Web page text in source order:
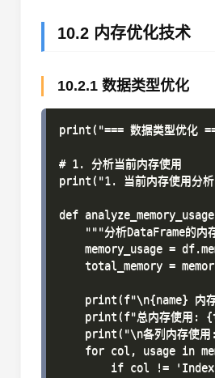
10.2 内存优化技术
10.2.1 数据类型优化
print("=== 数据类型优化
# 1. 分析当前内存使用
print("1. 当前内存使用分
def
"""分析DataFrame的内
memory_usage =
total_memory =
print(f"\n{name} 内
print(f"总内存使用:
print("\n各列内存使用
for col, usage in
if col !=